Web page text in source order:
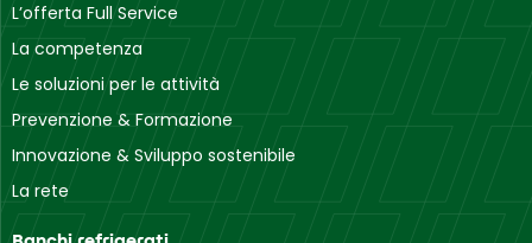
L’offerta Full Service
La competenza
Le soluzioni per le attività
Prevenzione & Formazione
Innovazione & Sviluppo sostenibile
La rete